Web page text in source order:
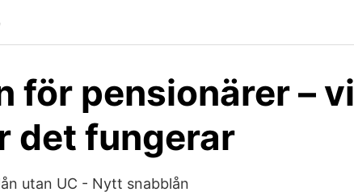
för pensionärer – vi
det fungerar
utan UC - Nytt snabblån